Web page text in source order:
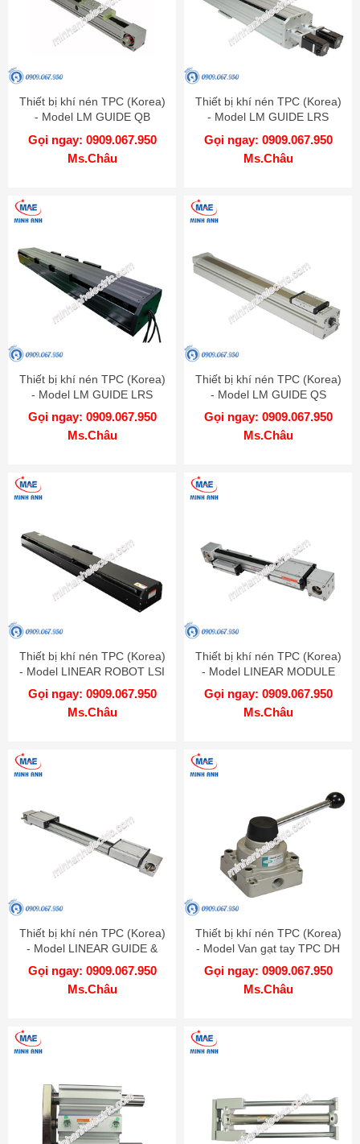
Thiết bị khí nén TPC (Korea)
- Model LM GUIDE QB
Gọi ngay: 0909.067.950
Ms.Châu
Thiết bị khí nén TPC (Korea)
- Model LM GUIDE LRS
Gọi ngay: 0909.067.950
Ms.Châu
Thiết bị khí nén TPC (Korea)
- Model LM GUIDE LRS
Gọi ngay: 0909.067.950
Ms.Châu
Thiết bị khí nén TPC (Korea)
- Model LM GUIDE QS
Gọi ngay: 0909.067.950
Ms.Châu
Thiết bị khí nén TPC (Korea)
- Model LINEAR ROBOT LSI
Gọi ngay: 0909.067.950
Ms.Châu
Thiết bị khí nén TPC (Korea)
- Model LINEAR MODULE
MBT
Gọi ngay: 0909.067.950
Ms.Châu
Thiết bị khí nén TPC (Korea)
- Model LINEAR GUIDE &
BELT MBB
Gọi ngay: 0909.067.950
Ms.Châu
Thiết bị khí nén TPC (Korea)
- Model Van gạt tay TPC DH
Gọi ngay: 0909.067.950
Ms.Châu